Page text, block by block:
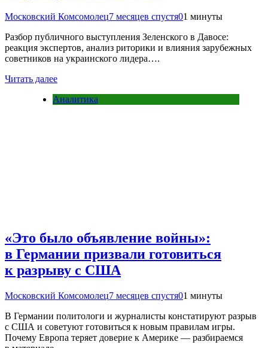
Московский Комсомолец7 месяцев спустя01 минуты
Разбор публичного выступления Зеленского в Давосе:
реакция экспертов, анализ риторики и влияния зарубежных
советников на украинского лидера….
Читать далее
Аналитика
«Это было объявление войны»:
в Германии призвали готовиться
к разрыву с США
Московский Комсомолец7 месяцев спустя01 минуты
В Германии политологи и журналисты констатируют разрыв
с США и советуют готовиться к новым правилам игры.
Почему Европа теряет доверие к Америке — разбираемся